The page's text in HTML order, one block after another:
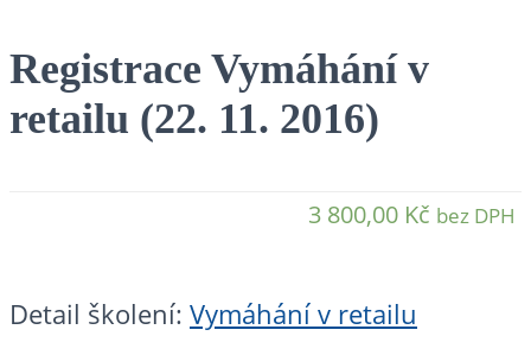
Registrace Vymáhání v
retailu (22. 11. 2016)
3 800,00 Kč bez DPH
Detail školení: Vymáhání v retailu